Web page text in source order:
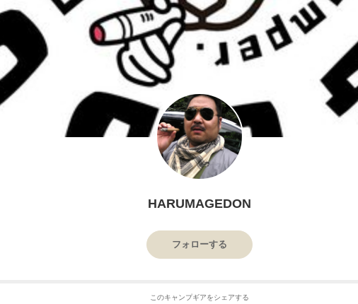
HARUMAGEDON
フォローする
このキャンプギアをシェアする